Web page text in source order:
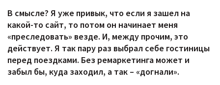
В смысле? Я уже привык, что если я зашел на
какой-то сайт, то потом он начинает меня
«преследовать» везде. И, между прочим, это
действует. Я так пару раз выбрал себе гостиницы
перед поездками. Без ремаркетинга может и
забыл бы, куда заходил, а так – «догнали».